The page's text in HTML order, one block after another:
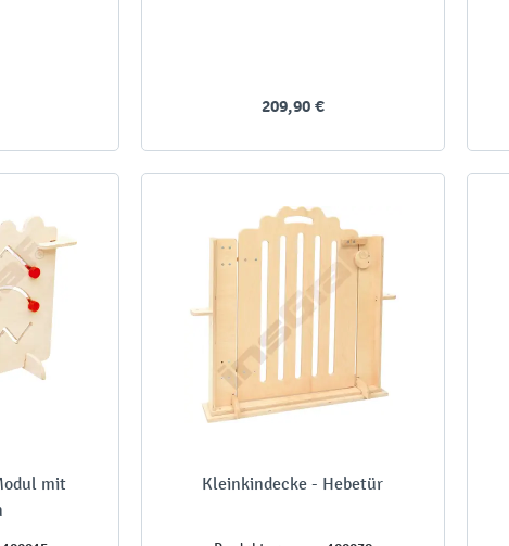
209,90 €
mit
Kleinkindecke - Hebetür